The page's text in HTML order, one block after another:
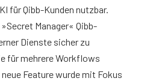
für Qibb-Kunden nutzbar.
Manager« Qibb-
Dienste sicher zu
für mehrere Workflows
Feature wurde mit Fokus